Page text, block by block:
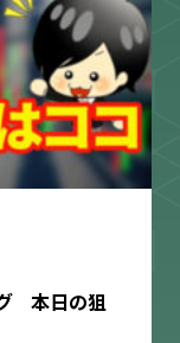
グ 本日の狙